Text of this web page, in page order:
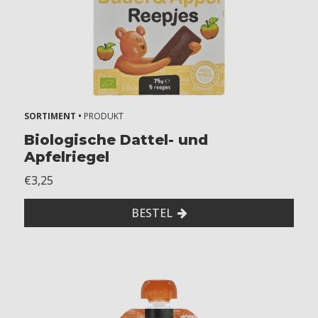
SORTIMENT • PRODUKT
Biologische Dattel- und
Apfelriegel
€3,25
BESTEL